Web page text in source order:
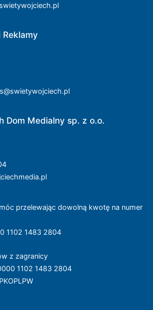
Reklamy
Dom Medialny sp. z o.o.
przelewając dowolną kwotę na numer
1102 1483 2804
z zagranicy
1102 1483 2804